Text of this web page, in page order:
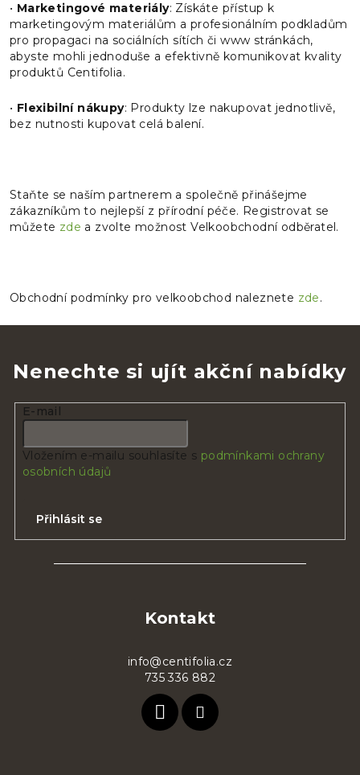
• Marketingové materiály: Získáte přístup k
marketingovým materiálům a profesionálním podkladům
pro propagaci na sociálních sítích či www stránkách,
abyste mohli jednoduše a efektivně komunikovat kvality
produktů Centifolia.
• Flexibilní nákupy: Produkty lze nakupovat jednotlivě,
bez nutnosti kupovat celá balení.
Staňte se naším partnerem a společně přinášejme
zákazníkům to nejlepší z přírodní péče. Registrovat se
můžete zde a zvolte možnost Velkoobchodní odběratel.
Obchodní podmínky pro velkoobchod naleznete zde.
Nenechte si ujít akční nabídky
E-mail
Vložením e-mailu souhlasíte s podmínkami ochrany
osobních údajů
Přihlásit se
Kontakt
info@centifolia.cz
735 336 882